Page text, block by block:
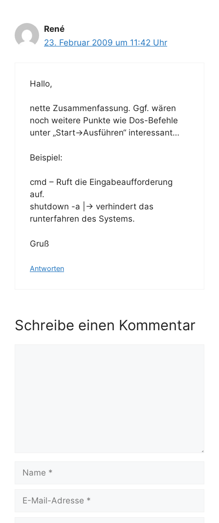
René
23. Februar 2009 um 11:42 Uhr
Hallo,
nette Zusammenfassung. Ggf. wären
noch weitere Punkte wie Dos-Befehle
unter „Start->Ausführen“ interessant…
Beispiel:
cmd – Ruft die Eingabeaufforderung
auf.
shutdown -a |-> verhindert das
runterfahren des Systems.
Gruß
Antworten
Schreibe einen Kommentar
Mail-